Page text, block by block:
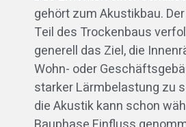
gehört zum Akustikbau.
Teil des Trockenbaus
generell das Ziel, die
Wohn- oder
starker Lärmbelastung zu
die Akustik kann schon